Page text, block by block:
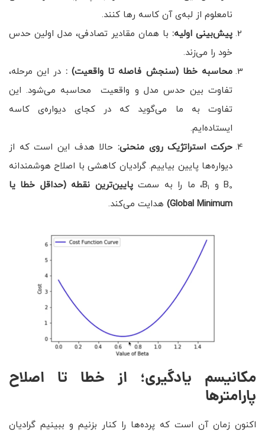
نامعلوم از لبه‌ی آن کاسه رها کنند.
پیش‌بینی اولیه: با همان مقادیر تصادفی، مدل اولین حدس
خود را می‌زند.
محاسبه خطا (سنجش فاصله تا واقعیت) : در این مرحله،
تفاوت بین حدس مدل و واقعیت محاسبه می‌شود. این
تفاوت به ما می‌گوید که در کجای دیواره‌ی کاسه
ایستاده‌ایم.
حرکت استراتژیک روی منحنی: حالا هدف این است که از
دیواره‌ها پایین بیاییم. گرادیان کاهشی با اصلاح هوشمندانه
B0 و B 1 ، ما را به سمتپایین‌ترین نقطه (حداقل خطا یا
Global Minimum
) هدایت می‌کند.
مکانیسم یادگیری؛ از خطا تا اصلاح
پارامترها
اکنون زمان آن است که پرده‌ها را کنار بزنیم و ببینیم گرادیان